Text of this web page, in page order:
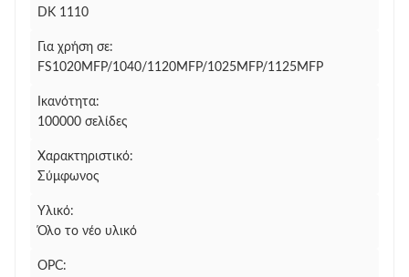
DK 1110
Για χρήση σε:
FS1020MFP/1040/1120MFP/1025MFP/1125MFP
Ικανότητα:
100000 σελίδες
Χαρακτηριστικό:
Σύμφωνος
Υλικό:
Όλο το νέο υλικό
OPC: